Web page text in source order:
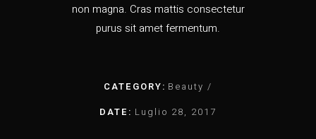
non magna. Cras mattis consectetur
purus sit amet fermentum.
CATEGORY: Beauty
DATE: Luglio 28, 2017